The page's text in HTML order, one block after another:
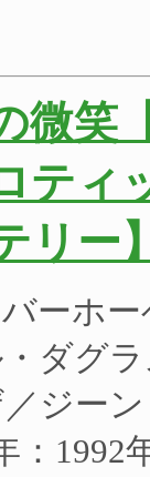
微笑
ティ
リー
ーホ
ダグ
ジー
：1992